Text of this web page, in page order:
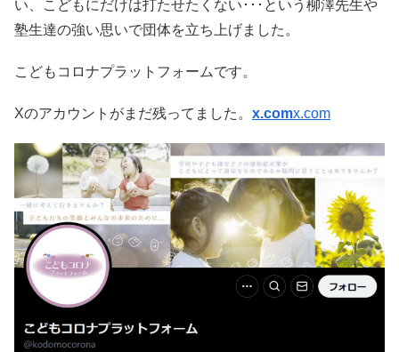
い、こどもにだけは打たせたくない･･･という柳澤先生や
塾生達の強い思いで団体を立ち上げました。
こどもコロナプラットフォームです。
Xのアカウントがまだ残ってました。 x.comx.com